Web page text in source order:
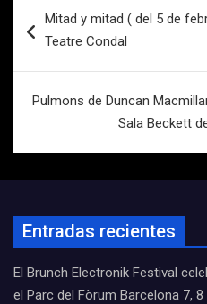
de
Mitad y mitad ( del 5 de
Teatre Condal
Pulmons de Duncan
Sala Beckett
Entradas recientes
El Brunch Electronik Festival
el Parc del Fòrum Barcelona 7,